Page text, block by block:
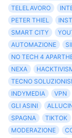
TELELAVORO
PETER THIEL
SMART CITY
AUTOMAZIONE
NO TECH 4
NEXA
TECNO
INDYMEDIA
VPN
GLI ASINI
SPAGNA
TIKTOK
MODERAZIONE